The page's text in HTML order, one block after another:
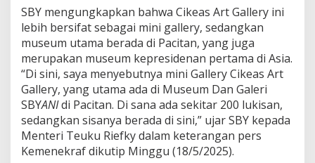
k
s
a
n
,
M
u
s
i
k
,
d
SBY mengungkapkan bahwa Cikeas Art Gallery ini
lebih bersifat sebagai mini gallery, sedangkan
museum utama berada di Pacitan, yang juga
merupakan museum kepresidenan pertama di Asia.
“Di sini, saya menyebutnya mini Gallery Cikeas Art
Gallery, yang utama ada di Museum Dan Galeri
SBYANIdi Pacitan. Di sana ada sekitar 200 lukisan,
sedangkan sisanya berada di sini,” ujar SBY kepada
Menteri Teuku Riefky dalam keterangan pers
Kemenekraf dikutip Minggu (18/5/2025).